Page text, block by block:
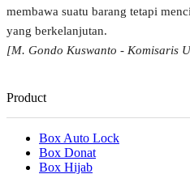
membawa suatu barang tetapi
yang berkelanjutan.
[M. Gondo Kuswanto - Komisaris
Product
Box Auto Lock
Box Donat
Box Hijab